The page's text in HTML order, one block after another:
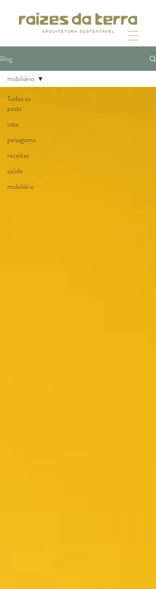
Blog
Todos os
posts
casa
paisagismo
receitas
saúde
mobiliário
mobiliário